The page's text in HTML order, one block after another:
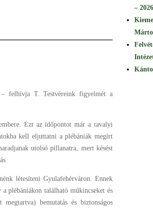
– felhívja T. Testvéreink figyelmét a
Ezt az időpontot már a tavalyi
kell eljuttatni a plébániák megírt
utolsó pillanatra, mert késést
létesíteni Gyulafehérváron. Ennek
plébániákon található műkincseket és
bemutatás és biztonságos
– 2026